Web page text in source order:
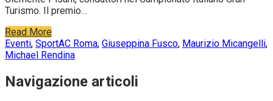
Turismo. Il premio…
Read More
Eventi, SportAC Roma, Giuseppina Fusco, Maurizio Micangelli,
Michael Rendina
Navigazione articoli